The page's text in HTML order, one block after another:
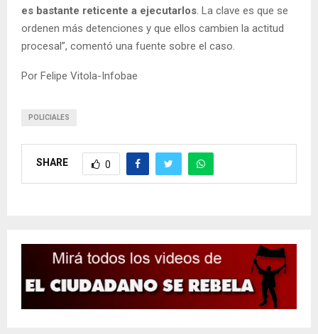
es bastante reticente a ejecutarlos. La clave es que se
ordenen más detenciones y que ellos cambien la actitud
procesal”, comentó una fuente sobre el caso.
Por Felipe Vitola-Infobae
POLICIALES
SHARE 0